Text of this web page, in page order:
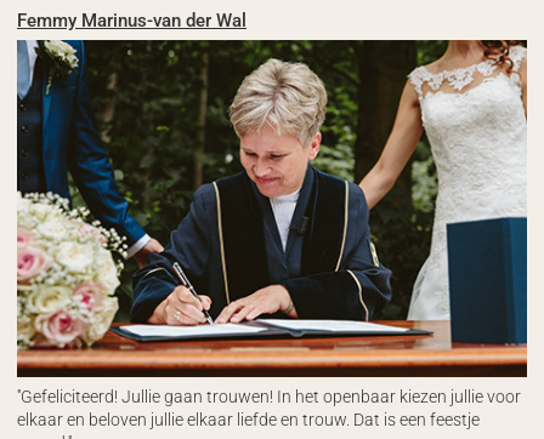
Femmy Marinus-van der Wal
''Gefeliciteerd! Jullie gaan trouwen! In het openbaar kiezen jullie voor
elkaar en beloven jullie elkaar liefde en trouw. Dat is een feestje